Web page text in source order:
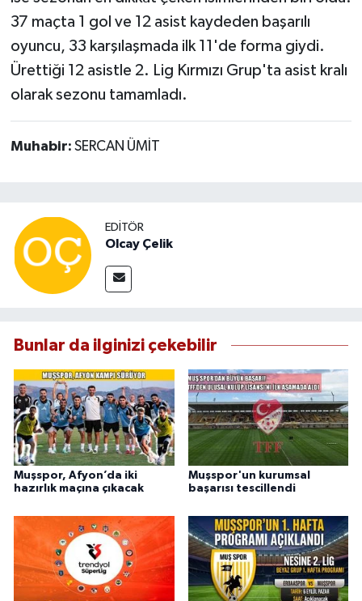
37 maçta 1 gol ve 12 asist kaydeden başarılı
oyuncu, 33 karşılaşmada ilk 11'de forma giydi.
Ürettiği 12 asistle 2. Lig Kırmızı Grup'ta asist kralı
olarak sezonu tamamladı.
Muhabir: SERCAN ÜMİT
EDITÖR
Olcay Çelik
Bunlar da ilginizi çekebilir
Muşspor, Afyon’da iki
hazırlık maçına çıkacak
Muşspor'un kurumsal
başarısı tescillendi